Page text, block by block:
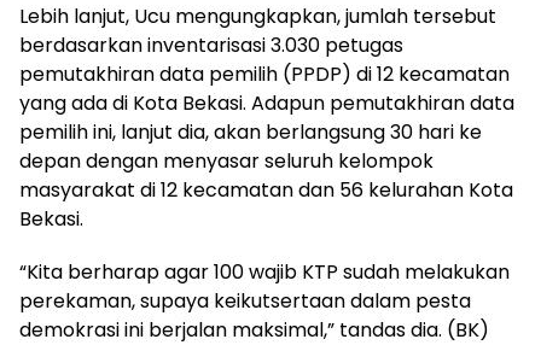
Lebih lanjut, Ucu mengungkapkan, jumlah tersebut
berdasarkan inventarisasi 3.030 petugas
pemutakhiran data pemilih (PPDP) di 12 kecamatan
yang ada di Kota Bekasi. Adapun pemutakhiran data
pemilih ini, lanjut dia, akan berlangsung 30 hari ke
depan dengan menyasar seluruh kelompok
masyarakat di 12 kecamatan dan 56 kelurahan Kota
Bekasi.
“Kita berharap agar 100 wajib KTP sudah melakukan
perekaman, supaya keikutsertaan dalam pesta
demokrasi ini berjalan maksimal,” tandas dia. (BK)